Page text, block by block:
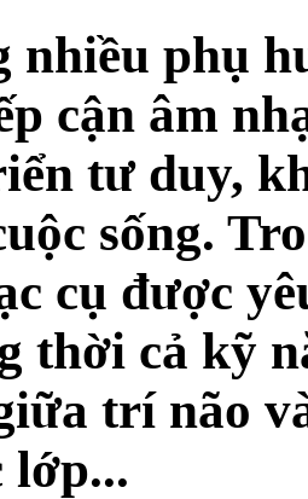
nhiều phụ
cận âm
tư duy,
sống.
cụ được
thời cả kỹ
trí não
lớp...